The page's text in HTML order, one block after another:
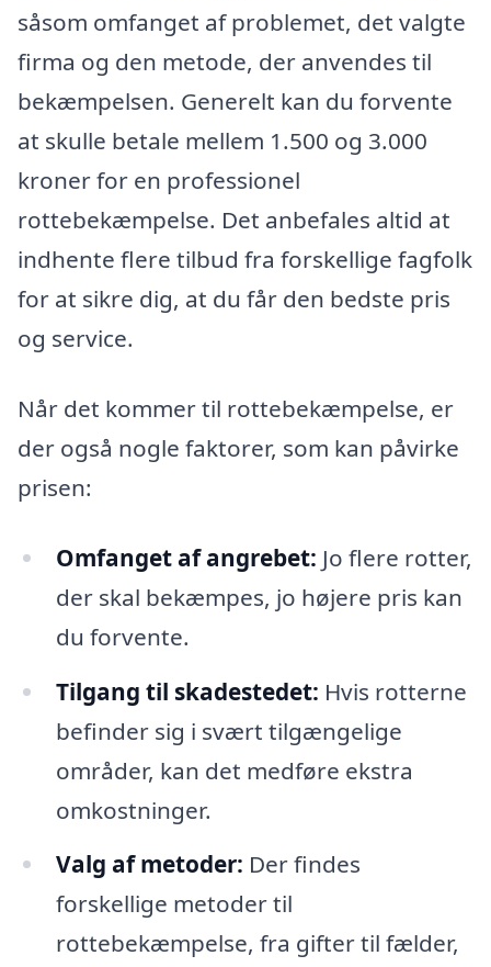
såsom omfanget af problemet, det valgte
firma og den metode, der anvendes til
bekæmpelsen. Generelt kan du forvente
at skulle betale mellem 1.500 og 3.000
kroner for en professionel
rottebekæmpelse. Det anbefales altid at
indhente flere tilbud fra forskellige fagfolk
for at sikre dig, at du får den bedste pris
og service.
Når det kommer til rottebekæmpelse, er
der også nogle faktorer, som kan påvirke
prisen:
Omfanget af angrebet: Jo flere rotter,
der skal bekæmpes, jo højere pris kan
du forvente.
Tilgang til skadestedet: Hvis rotterne
befinder sig i svært tilgængelige
områder, kan det medføre ekstra
omkostninger.
Valg af metoder: Der findes
forskellige metoder til
rottebekæmpelse, fra gifter til fælder,